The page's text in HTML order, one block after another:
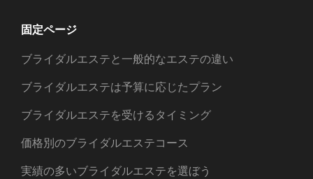
固定ページ
ブライダルエステと一般的なエステの違い
ブライダルエステは予算に応じたプラン
ブライダルエステを受けるタイミング
価格別のブライダルエステコース
実績の多いブライダルエステを選ぼう